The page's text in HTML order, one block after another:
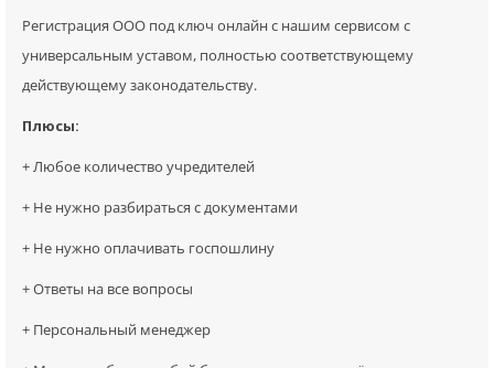
Регистрация ООО под ключ онлайн с нашим сервисом с
универсальным уставом, полностью соответствующему
действующему законодательству.
Плюсы:
+ Любое количество учредителей
+ Не нужно разбираться с документами
+ Не нужно оплачивать госпошлину
+ Ответы на все вопросы
+ Персональный менеджер